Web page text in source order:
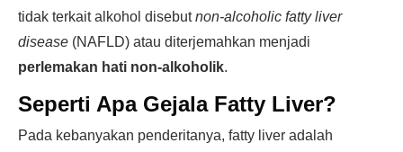
tidak terkait alkohol disebutnon-alcoholic fatty liver
disease (NAFLD) atau diterjemahkan menjadi
perlemakan hati non-alkoholik.
Seperti Apa Gejala Fatty Liver?
Pada kebanyakan penderitanya, fatty liver adalah